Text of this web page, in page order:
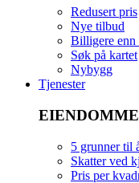
Redusert pris
Nye tilbud
Billigere enn
Søk på kartet
Nybygg
Tjenester
5 grunner til
Skatter ved
Pris per